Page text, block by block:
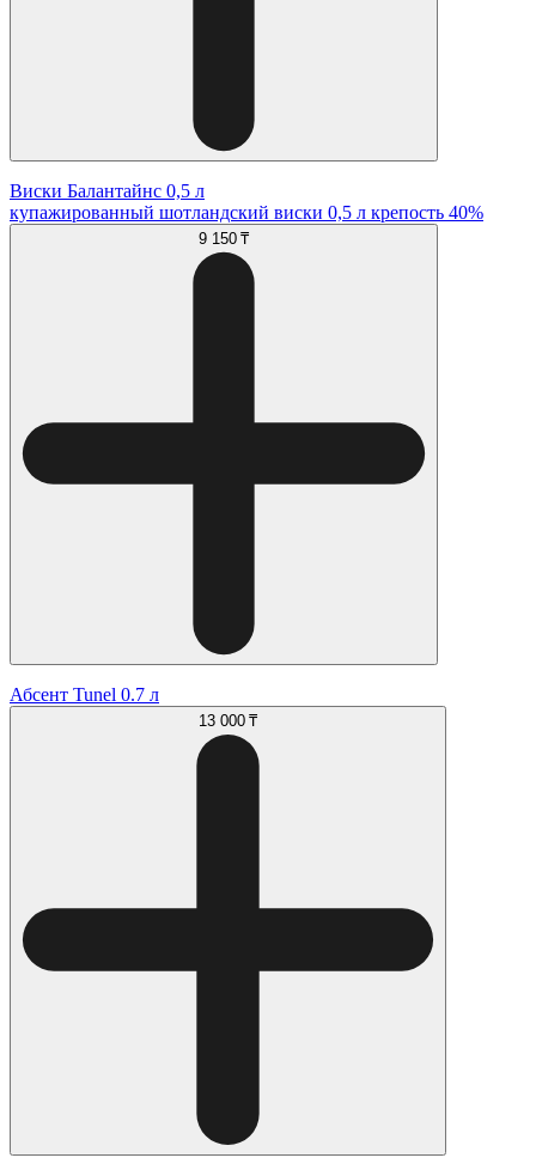
Виски Балантайнс 0,5 л
купажированный шотландский виски 0,5 л крепость 40%
9 150 ₸
Абсент Tunel 0.7 л
13 000 ₸